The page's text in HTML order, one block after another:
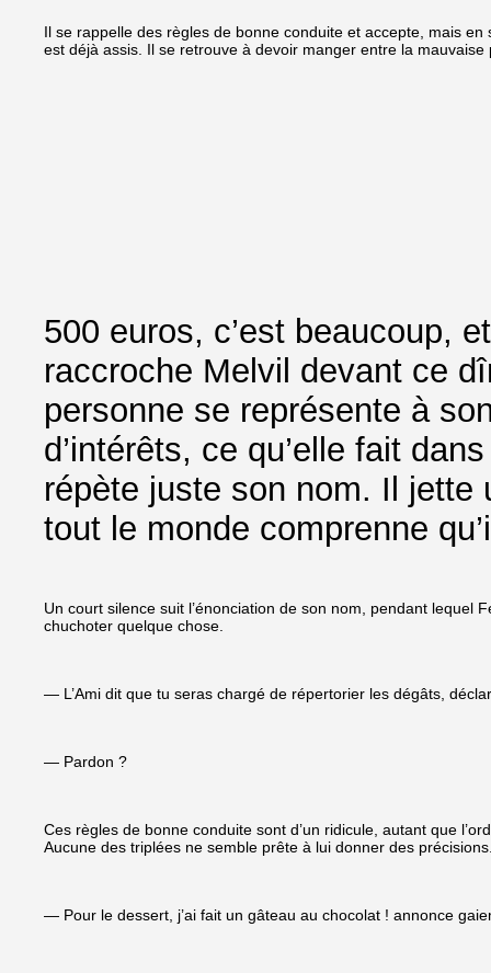
Il se rappelle des règles de bonne conduite et accepte, mais
est déjà assis. Il se retrouve à devoir manger entre la mauvaise
500 euros, c’est beaucoup,
raccroche Melvil devant ce
personne se représente à
d’intérêts, ce qu’elle fait
répète juste son nom. Il jette
tout le monde comprenne
Un court silence suit l’énonciation de son nom, pendant lequel
chuchoter quelque chose.
— L’Ami dit que tu seras chargé de répertorier les dégâts,
— Pardon ?
Ces règles de bonne conduite sont d’un ridicule, autant que
Aucune des triplées ne semble prête à lui donner des
— Pour le dessert, j’ai fait un gâteau au chocolat ! annonce